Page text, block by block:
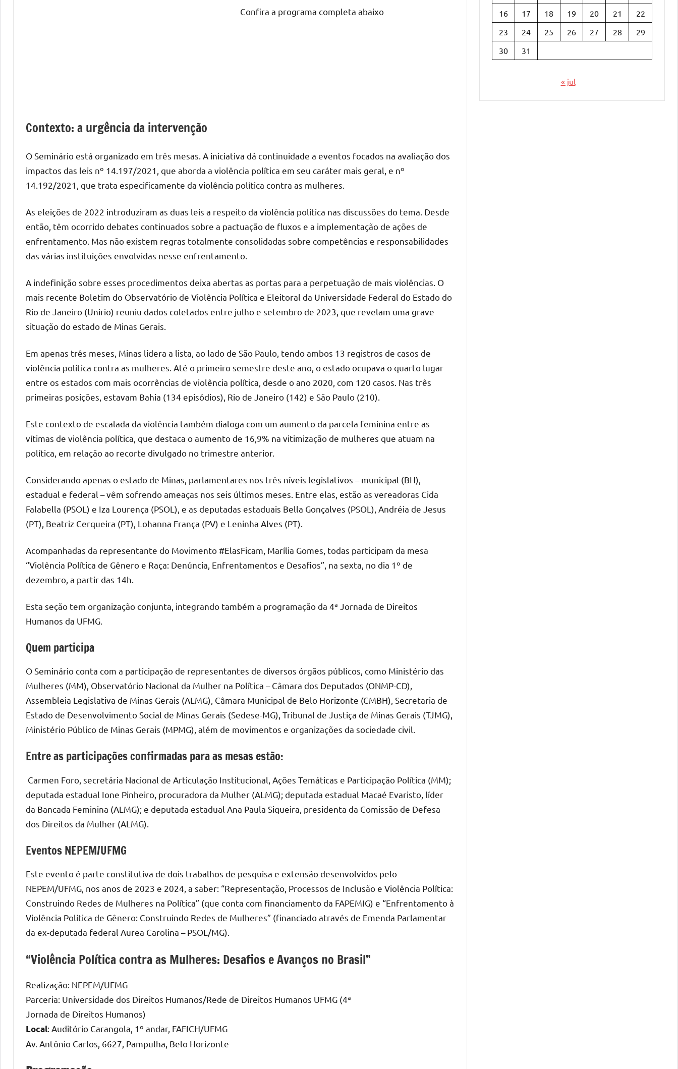
Confira a programa completa abaixo
Contexto: a urgência da intervenção
O Seminário está organizado em três mesas. A iniciativa dá continuidade a eventos focados na avaliação dos
impactos das leis nº 14.197/2021, que aborda a violência política em seu caráter mais geral, e nº
14.192/2021, que trata especificamente da violência política contra as mulheres.
As eleições de 2022 introduziram as duas leis a respeito da violência política nas discussões do tema. Desde
então, têm ocorrido debates continuados sobre a pactuação de fluxos e a implementação de ações de
enfrentamento. Mas não existem regras totalmente consolidadas sobre competências e responsabilidades
das várias instituições envolvidas nesse enfrentamento.
A indefinição sobre esses procedimentos deixa abertas as portas para a perpetuação de mais violências. O
mais recente Boletim do Observatório de Violência Política e Eleitoral da Universidade Federal do Estado do
Rio de Janeiro (Unirio) reuniu dados coletados entre julho e setembro de 2023, que revelam uma grave
situação do estado de Minas Gerais.
Em apenas três meses, Minas lidera a lista, ao lado de São Paulo, tendo ambos 13 registros de casos de
violência política contra as mulheres. Até o primeiro semestre deste ano, o estado ocupava o quarto lugar
entre os estados com mais ocorrências de violência política, desde o ano 2020, com 120 casos. Nas três
primeiras posições, estavam Bahia (134 episódios), Rio de Janeiro (142) e São Paulo (210).
Este contexto de escalada da violência também dialoga com um aumento da parcela feminina entre as
vítimas de violência política, que destaca o aumento de 16,9% na vitimização de mulheres que atuam na
política, em relação ao recorte divulgado no trimestre anterior.
Considerando apenas o estado de Minas, parlamentares nos três níveis legislativos – municipal (BH),
estadual e federal – vêm sofrendo ameaças nos seis últimos meses. Entre elas, estão as vereadoras Cida
Falabella (PSOL) e Iza Lourença (PSOL), e as deputadas estaduais Bella Gonçalves (PSOL), Andréia de Jesus
(PT), Beatriz Cerqueira (PT), Lohanna França (PV) e Leninha Alves (PT).
Acompanhadas da representante do Movimento #ElasFicam, Marília Gomes, todas participam da mesa
“Violência Política de Gênero e Raça: Denúncia, Enfrentamentos e Desafios”, na sexta, no dia 1º de
dezembro, a partir das 14h.
Esta seção tem organização conjunta, integrando também a programação da 4ª Jornada de Direitos
Humanos da UFMG.
Quem participa
O Seminário conta com a participação de representantes de diversos órgãos públicos, como Ministério das
Mulheres (MM), Observatório Nacional da Mulher na Política – Câmara dos Deputados (ONMP-CD),
Assembleia Legislativa de Minas Gerais (ALMG), Câmara Municipal de Belo Horizonte (CMBH), Secretaria de
Estado de Desenvolvimento Social de Minas Gerais (Sedese-MG), Tribunal de Justiça de Minas Gerais (TJMG),
Ministério Público de Minas Gerais (MPMG), além de movimentos e organizações da sociedade civil.
Entre as participações confirmadas para as mesas estão:
Carmen Foro, secretária Nacional de Articulação Institucional, Ações Temáticas e Participação Política (MM);
deputada estadual Ione Pinheiro, procuradora da Mulher (ALMG); deputada estadual Macaé Evaristo, líder
da Bancada Feminina (ALMG); e deputada estadual Ana Paula Siqueira, presidenta da Comissão de Defesa
dos Direitos da Mulher (ALMG).
Eventos NEPEM/UFMG
Este evento é parte constitutiva de dois trabalhos de pesquisa e extensão desenvolvidos pelo
NEPEM/UFMG, nos anos de 2023 e 2024, a saber: “Representação, Processos de Inclusão e Violência Política:
Construindo Redes de Mulheres na Política” (que conta com financiamento da FAPEMIG) e “Enfrentamento à
Violência Política de Gênero: Construindo Redes de Mulheres” (financiado através de Emenda Parlamentar
da ex-deputada federal Aurea Carolina – PSOL/MG).
“Violência Política contra as Mulheres: Desafios e Avanços no Brasil”
Realização: NEPEM/UFMG
Parceria: Universidade dos Direitos Humanos/Rede de Direitos Humanos UFMG (4ª
Jornada de Direitos Humanos)
Local: Auditório Carangola, 1º andar, FAFICH/UFMG
Av. Antônio Carlos, 6627, Pampulha, Belo Horizonte
16
17 18 19 20 21
22
23
24 25 26 27 28
29
30
31
« jul